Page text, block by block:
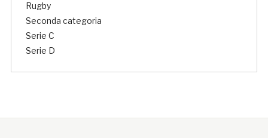
Rugby
Seconda categoria
Serie C
Serie D